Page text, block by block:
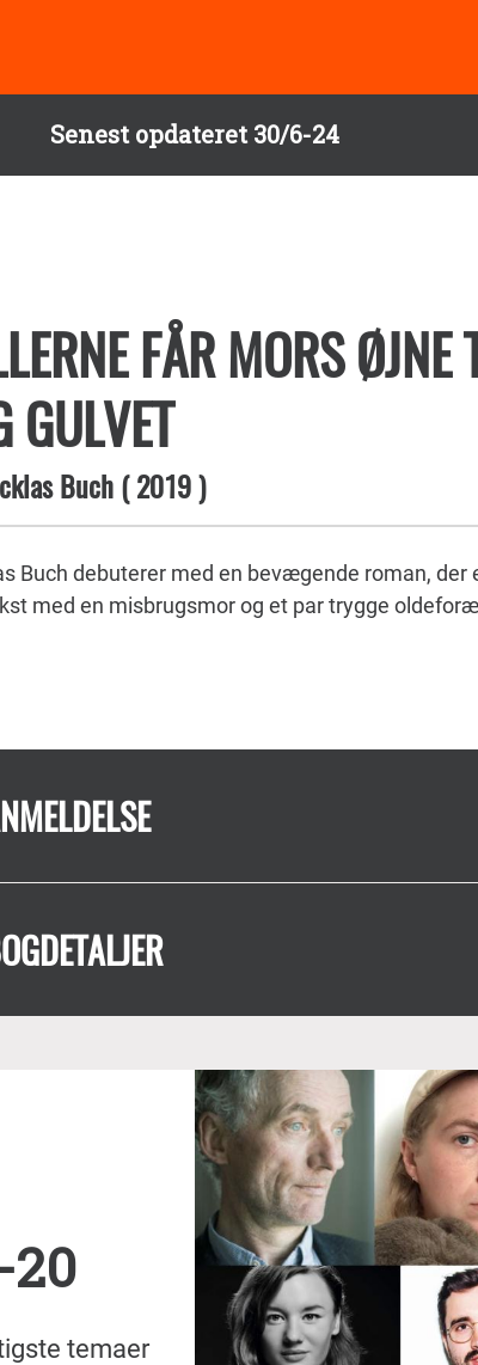
Senest opdateret 30/6-24
FÅR MORS
GULVET
Buch(2019)
Buch debuterer med en bevægende roman,
med en misbrugsmor og et par trygge
20
temaer